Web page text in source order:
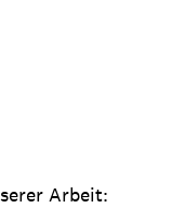
Arbeit: